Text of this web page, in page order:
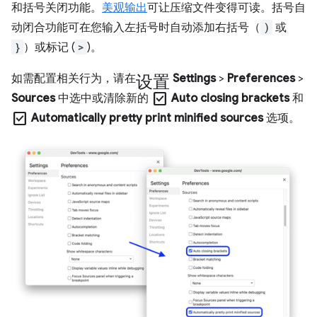
和括号关闭功能。 美观输出可让压缩文件变得可读。括号自
动闭合功能可在您输入左括号时自动添加右括号（ ) 或
} ）或标记 ( > )。
如需配置相关行为，请在设置 Settings> Preferences>
Sources中选中或清除新的 check_box Auto closing brackets和
check_box Automatically pretty print minified sources选项。